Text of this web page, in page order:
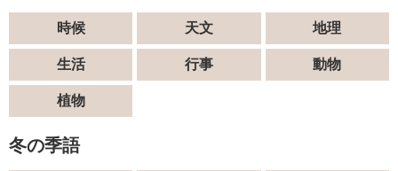
時候 天文 地理
生活 行事 動物
植物
冬の季語